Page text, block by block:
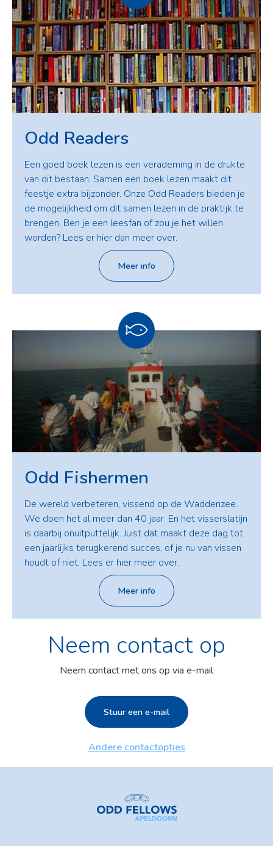
Odd Readers
Een goed boek lezen is een verademing in de drukte
van dit bestaan. Samen een boek lezen maakt dit
feestje extra bijzonder. Onze Odd Readers bieden je
de mogelijkheid om dit samen lezen in de praktijk te
brengen. Ben je een leesfan of zou je het willen
worden? Lees er hier dan meer over.
Meer info
Odd Fishermen
De wereld verbeteren, vissend op de Waddenzee.
We doen het al meer dan 40 jaar. En het visserslatijn
is daarbij onuitputtelijk. Juist dat maakt deze dag tot
een jaarlijks terugkerend succes, of je nu van vissen
houdt of niet. Lees er hier meer over.
Meer info
Neem contact op
Neem contact met ons op via e-mail
Stuur een e-mail
Andere contactopties